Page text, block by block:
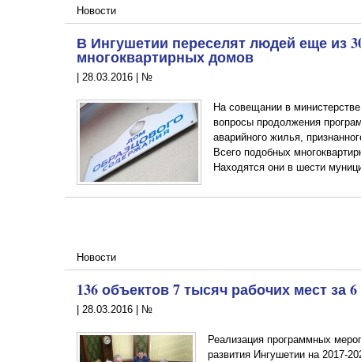
Новости
В Ингушетии переселят людей еще из
многоквартирных домов
28.03.2016 №
На совещании в
вопросы продолжения
аварийного жилья,
Всего подобных
Находятся они в шести
Новости
136 объектов 7 тысяч рабочих мест за 6
28.03.2016 №
Реализация программных
развития Ингушетии на 2017-